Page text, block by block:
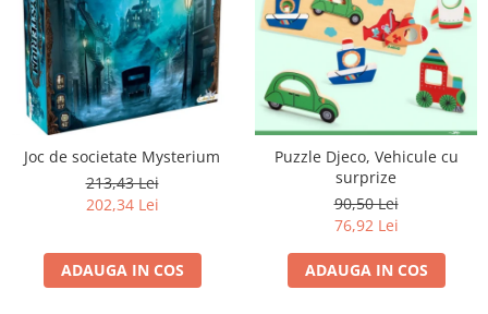
Joc de societate Mysterium
213,43 Lei
202,34 Lei
ADAUGA IN COS
Puzzle Djeco, Vehicule cu
surprize
90,50 Lei
76,92 Lei
ADAUGA IN COS